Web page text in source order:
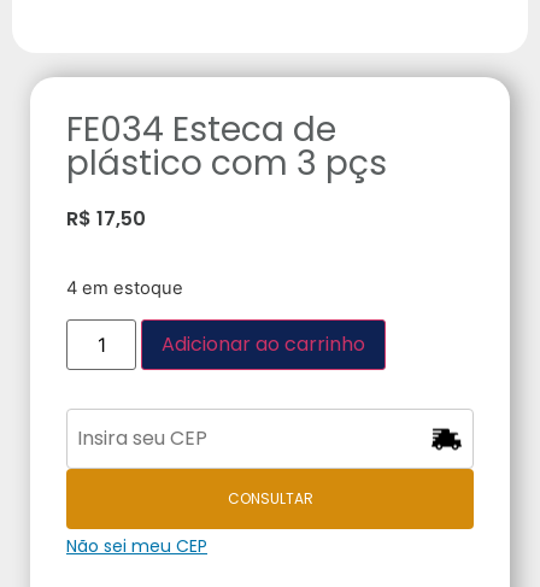
FE034 Esteca de
plástico com 3 pçs
R$ 17,50
4 em estoque
Adicionar ao carrinho
CONSULTAR
Não sei meu CEP